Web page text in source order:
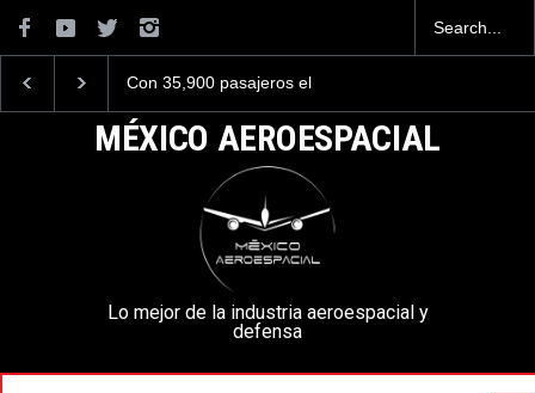
Con 35,900 pasajeros el
aeropuertos con más
viajeros internacionales de
México, pero muy lejos del
Marines de EE. UU.
aspecto oxidado
MÉXICO AEROESPACIAL
Lo mejor de la industria aeroespacial y
defensa